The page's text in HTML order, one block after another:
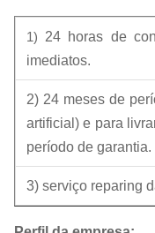
1) 24 horas de
imediatos.
2) 24 meses de
artificial) e para
período de garantia.
3) serviço reparing